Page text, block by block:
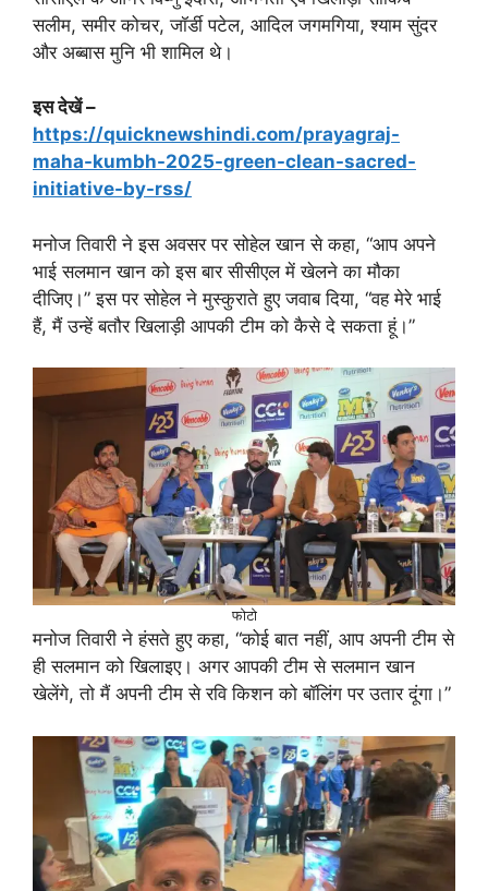
सलीम, समीर कोचर, जॉर्डी पटेल, आदिल जगमगिया, श्याम सुंदर
और अब्बास मुनि भी शामिल थे।
इस देखें –
https://quicknewshindi.com/prayagraj-
maha-kumbh-2025-green-clean-sacred-
initiative-by-rss/
मनोज तिवारी ने इस अवसर पर सोहेल खान से कहा, “आप अपने
भाई सलमान खान को इस बार सीसीएल में खेलने का मौका
दीजिए।” इस पर सोहेल ने मुस्कुराते हुए जवाब दिया, “वह मेरे भाई
हैं, मैं उन्हें बतौर खिलाड़ी आपकी टीम को कैसे दे सकता हूं।”
फोटो
मनोज तिवारी ने हंसते हुए कहा, “कोई बात नहीं, आप अपनी टीम से
ही सलमान को खिलाइए। अगर आपकी टीम से सलमान खान
खेलेंगे, तो मैं अपनी टीम से रवि किशन को बॉलिंग पर उतार दूंगा।”